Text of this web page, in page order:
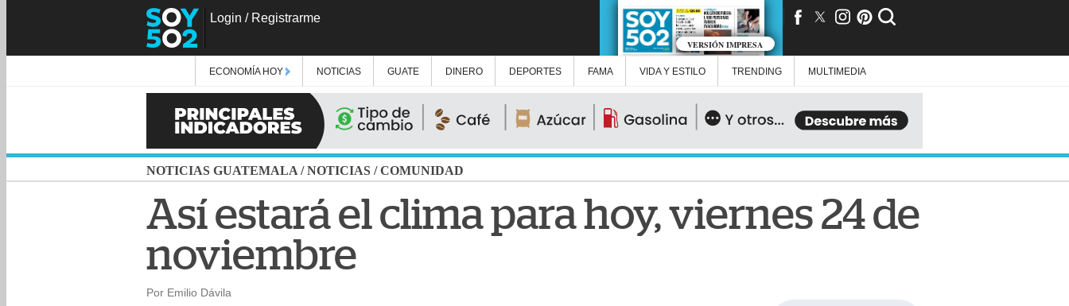
Login / Registrarme
VERSIÓN IMPRESA
ECONOMÍA HOY NOTICIAS GUATE DINERO DEPORTES FAMA VIDA Y ESTILO TRENDING MULTIMEDIA
NOTICIAS GUATEMALA /NOTICIAS /COMUNIDAD
Así estará el clima para hoy, viernes 24 de
noviembre
Por Emilio Dávila